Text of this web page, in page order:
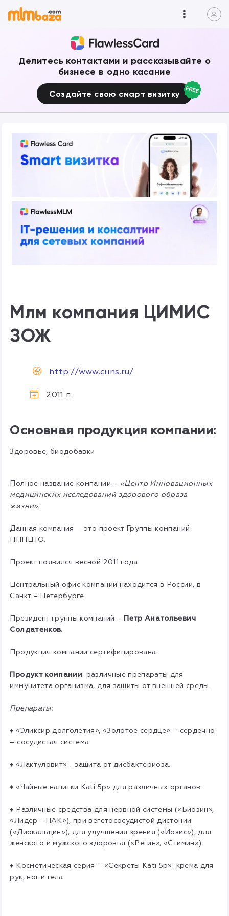
Делитесь контактами и рассказывайте о
бизнесе в одно касание
Создайте свою смарт визитку
Млм компания ЦИМИС
ЗОЖ
http://www.ciins.ru/
2011 г.
Основная продукция компании:
Здоровье, биодобавки
Полное название компании – «Центр Инновационных
медицинских исследований здорового образа
жизни».
Данная компания - это проект Группы компаний
ННПЦТО.
Проект появился весной 2011 года.
Центральный офис компании находится в России, в
Санкт – Петербурге.
Президент группы компаний – Петр Анатольевич
Солдатенков.
Продукция компании сертифицирована.
Продукт компании: различные препараты для
иммунитета организма, для защиты от внешней среды.
Препараты:
♦ «Эликсир долголетия», «Золотое сердце» – сердечно
– сосудистая система
♦ «Лактуловит» - защита от дисбактериоза.
♦ «Чайные напитки Kati 5p» для различных органов.
♦ Различные средства для нервной системы («Биозин»,
«Лидер - ПАК»), при вегетососудистой дистонии
(«Диокальцин»), для улучшения зрения («Иозис»), для
женского и мужского здоровья («Регин», «Стимин»).
♦ Косметическая серия – «Секреты Kati 5p»: крема для
рук, ног и тела.